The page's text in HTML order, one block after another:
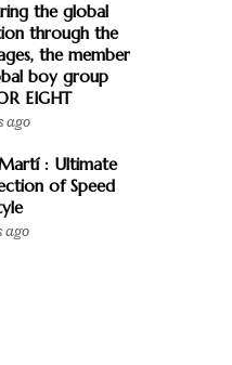
the global
through the
the member
boy group
EIGHT
ago
: Ultimate
of Speed
ago